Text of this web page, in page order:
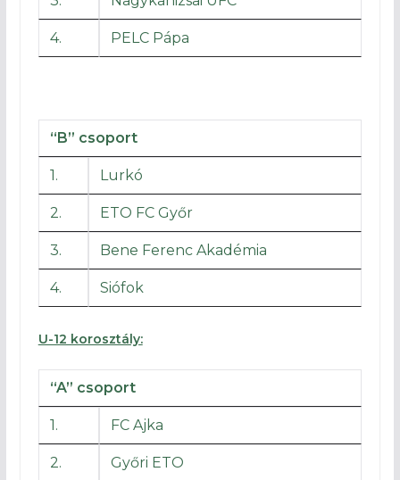
4. PELC Pápa
“B” csoport
1. Lurkó
2. ETO FC Győr
3. Bene Ferenc Akadémia
4. Siófok
U-12 korosztály:
“A” csoport
1. FC Ajka
2. Győri ETO